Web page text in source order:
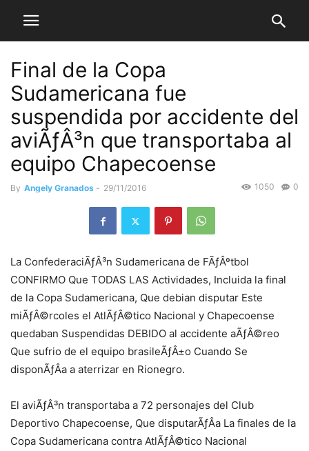
Final de la Copa
Sudamericana fue
suspendida por accidente del
aviÃƒÂ³n que transportaba al
equipo Chapecoense
By Angely Granados - 29/11/2016 0
1050
La ConfederaciÃƒÂ³n Sudamericana de FÃƒÂºtbol
CONFIRMO Que TODAS LAS Actividades, Incluida la final
de la Copa Sudamericana, Que debian disputar Este
miÃƒÂ©rcoles el AtlÃƒÂ©tico Nacional y Chapecoense
quedaban Suspendidas DEBIDO al accidente aÃƒÂ©reo
Que sufrio de el equipo brasileÃƒÂ±o Cuando Se
disponÃƒÂ­a a aterrizar en Rionegro.
El aviÃƒÂ³n transportaba a 72 personajes del Club
Deportivo Chapecoense, Que disputarÃƒÂ­a La finales de la
Copa Sudamericana contra AtlÃƒÂ©tico Nacional